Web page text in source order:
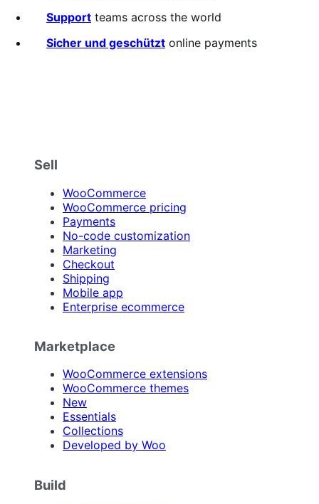
Support teams across the world
Sicher und geschützt online payments
Sell
WooCommerce
WooCommerce pricing
Payments
No-code customization
Marketing
Checkout
Shipping
Mobile app
Enterprise ecommerce
Marketplace
WooCommerce extensions
WooCommerce themes
New
Essentials
Collections
Developed by Woo
Build